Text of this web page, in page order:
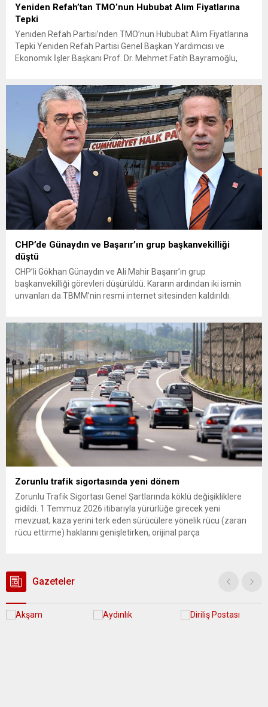
Yeniden Refah’tan TMO’nun Hububat Alım Fiyatlarına
Tepki
Yeniden Refah Partisi’nden TMO’nun Hububat Alım Fiyatlarına
Tepki Yeniden Refah Partisi Genel Başkan Yardımcısı ve
Ekonomik İşler Başkanı Prof. Dr. Mehmet Fatih Bayramoğlu,
fiyatların çiftçinin artan maliyetlerini karşılamaktan uzak
olduğunu savunarak fiyatların yeniden değerlendirilmesi
çağrısında...
CHP’de Günaydın ve Başarır’ın grup başkanvekilliği
düştü
CHP’li Gökhan Günaydın ve Ali Mahir Başarır’ın grup
başkanvekilliği görevleri düşürüldü. Kararın ardından iki ismin
unvanları da TBMM’nin resmi internet sitesinden kaldırıldı.
çıkarma cezası uygulanmak üzere Yüksek Disiplin Kurulu’na
(YDK) sevk edilen ve partideki tüm görevlerinden...
Zorunlu trafik sigortasında yeni dönem
Zorunlu Trafik Sigortası Genel Şartlarında köklü değişikliklere
gidildi. 1 Temmuz 2026 itibarıyla yürürlüğe girecek yeni
mevzuat; kaza yerini terk eden sürücülere yönelik rücu (zararı
rücu ettirme) haklarını genişletirken, orijinal parça
Gazeteler